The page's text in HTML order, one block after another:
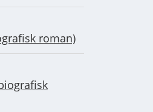
roman)